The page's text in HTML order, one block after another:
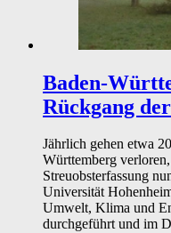
Baden-
Rückgang
Jährlich gehen etwa
Württemberg
Streuobsterfassung
Universität
Umwelt, Klima und
durchgeführt und im